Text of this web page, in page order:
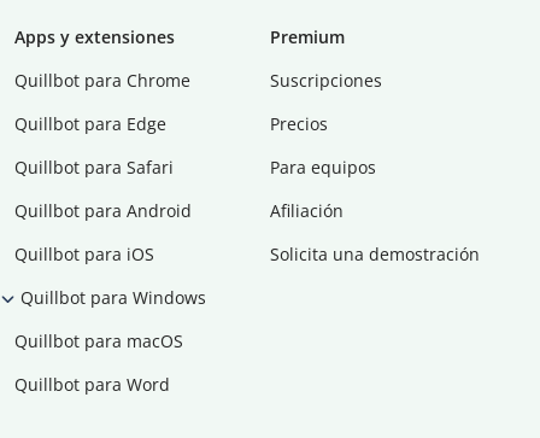
Apps y extensiones
Quillbot para Chrome
Quillbot para Edge
Quillbot para Safari
Quillbot para Android
Quillbot para iOS
Quillbot para Windows
Quillbot para macOS
Quillbot para Word
Premium
Suscripciones
Precios
Para equipos
Afiliación
Solicita una demostración